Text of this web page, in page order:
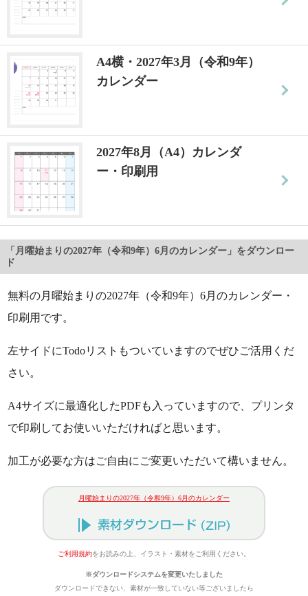
A4横・2027年3月（令和9年）
カレンダー
2027年8月（A4）カレンダ
ー・印刷用
「月曜始まりの2027年（令和9年）6月のカレンダー」をダウンロー
ド
無料の月曜始まりの2027年（令和9年）6月のカレンダー・
印刷用です。
左サイドにTodoリストもついていますのでぜひご活用くだ
さい。
A4サイズに最適化したPDFも入っていますので、プリンタ
で印刷してお使いいただければと思います。
加工が必要な方はご自由にご変更いただいて構いません。
月曜始まりの2027年（令和9年）6月のカレンダー
ご利用規約をお読みの上、イラスト・素材をご利用ください。
※ダウンロードシステムを変更いたしました
ダウンロードできない、素材が一致していない等ございましたら